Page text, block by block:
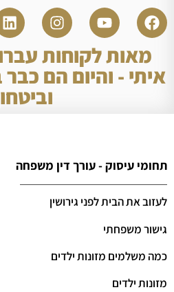
מאות לקוחות
איתי - והיום הם
תחומי עיסוק - עורך דין משפחה
לעזוב את הבית לפני גירושין
גישור משפחתי
כמה משלמים מזונות ילדים
מזונות ילדים